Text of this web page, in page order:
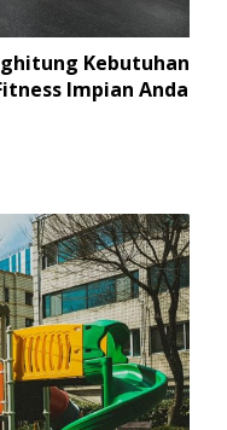
Kebutuhan
Impian Anda